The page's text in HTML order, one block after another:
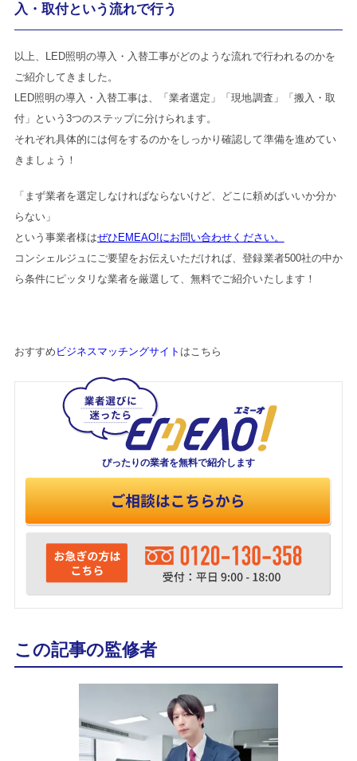
入・取付という流れで行う
以上、LED照明の導入・入替工事がどのような流れで行われるのかを
ご紹介してきました。
LED照明の導入・入替工事は、「業者選定」「現地調査」「搬入・取
付」という3つのステップに分けられます。
それぞれ具体的には何をするのかをしっかり確認して準備を進めてい
きましょう！
「まず業者を選定しなければならないけど、どこに頼めばいいか分か
らない」
という事業者様はぜひEMEAO!にお問い合わせください。
コンシェルジュにご要望をお伝えいただければ、登録業者500社の中か
ら条件にピッタリな業者を厳選して、無料でご紹介いたします！
おすすめ ビジネスマッチングサイト はこちら
ぴったりの業者を無料で紹介します
この記事の監修者